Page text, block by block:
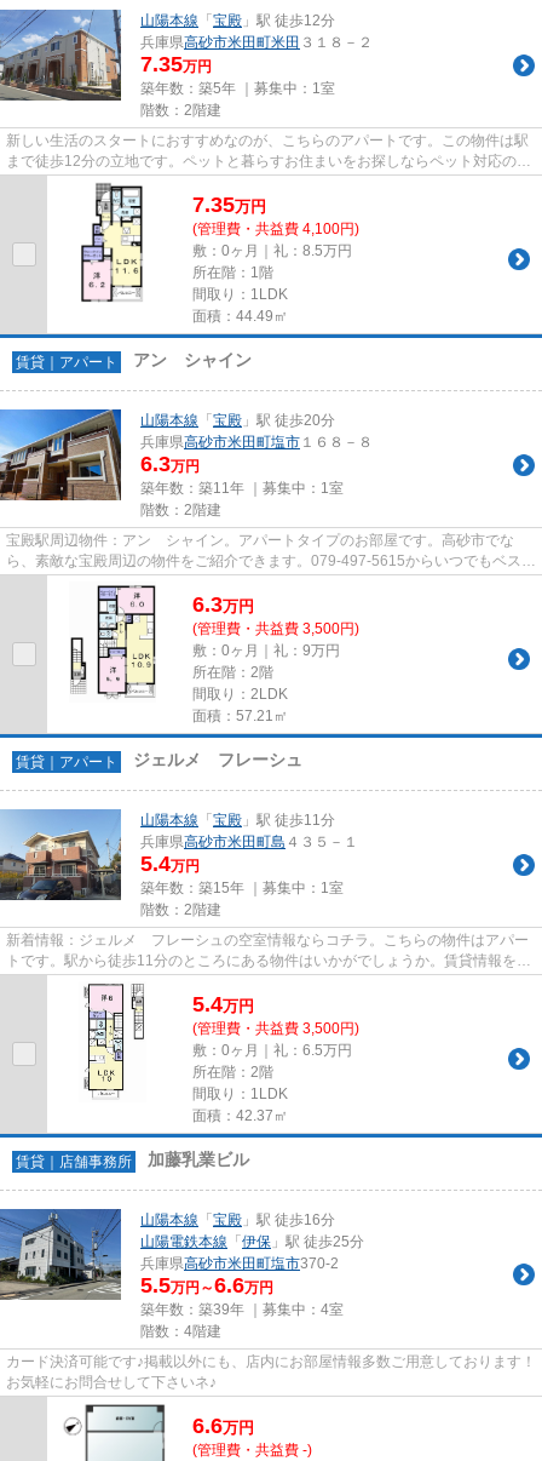
山陽本線 「 宝殿 」駅 徒歩12分
兵庫県高砂市米田町米田 ３１８－２
7.35万円
築年数：築5年 ｜募集中： 1室
階数：2階建
新しい生活のスタートにおすすめなのが、こちらのアパートです。この物件は駅
まで徒歩12分の立地です。ペットと暮らすお住まいをお探しならペット対応の物
件で楽しく過しましょう。こ...
7.35万円
(管理費・共益費 4,100円)
敷：0ヶ月｜礼：8.5万円
所在階：1階
間取り：1LDK
面積：44.49㎡
賃貸｜アパート アン シャイン
山陽本線 「 宝殿 」駅 徒歩20分
兵庫県高砂市米田町塩市 １６８－８
6.3万円
築年数：築11年 ｜募集中： 1室
階数：2階建
宝殿駅周辺物件：アン シャイン。アパートタイプのお部屋です。高砂市でな
ら、素敵な宝殿周辺の物件をご紹介できます。079-497-5615からいつでもベスト
ハウジングにご依頼可能です。
6.3万円
(管理費・共益費 3,500円)
敷：0ヶ月｜礼：9万円
所在階：2階
間取り：2LDK
面積：57.21㎡
賃貸｜アパート ジェルメ フレーシュ
山陽本線 「 宝殿 」駅 徒歩11分
兵庫県高砂市米田町島 ４３５－１
5.4万円
築年数：築15年 ｜募集中： 1室
階数：2階建
新着情報：ジェルメ フレーシュの空室情報ならコチラ。こちらの物件はアパー
トです。駅から徒歩11分のところにある物件はいかがでしょうか。賃貸情報をお
探しの方は、ぜひ当社にご連...
5.4万円
(管理費・共益費 3,500円)
敷：0ヶ月｜礼：6.5万円
所在階：2階
間取り：1LDK
面積：42.37㎡
賃貸｜店舗事務所 加藤乳業ビル
山陽本線 「 宝殿 」駅 徒歩16分
山陽電鉄本線 「 伊保 」駅 徒歩25分
兵庫県高砂市米田町塩市370-2
5.5万円～6.6万円
築年数：築39年 ｜募集中： 4室
階数：4階建
カード決済可能です♪掲載以外にも、店内にお部屋情報多数ご用意しております！
お気軽にお問合せして下さいネ♪
6.6万円
(管理費・共益費 -)